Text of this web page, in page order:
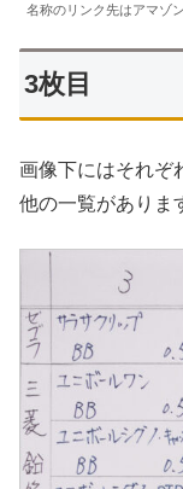
名称のリンク先はアマゾン
3枚目
画像下にはそれぞ
他の一覧がありま